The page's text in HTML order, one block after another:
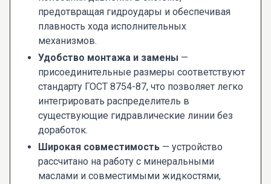
предотвращая гидроудары и обеспечивая
плавность хода исполнительных
механизмов.
Удобство монтажа и замены —
присоединительные размеры соответствуют
стандарту ГОСТ 8754-87, что позволяет легко
интегрировать распределитель в
существующие гидравлические линии без
доработок.
Широкая совместимость — устройство
рассчитано на работу с минеральными
маслами и совместимыми жидкостями,